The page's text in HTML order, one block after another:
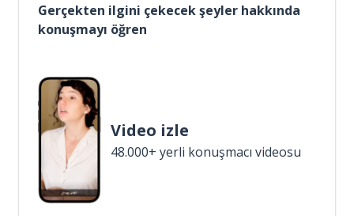
Gerçekten ilgini çekecek şeyler hakkında
konuşmayı öğren
Video izle
48.000+ yerli konuşmacı videosu